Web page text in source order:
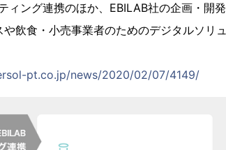
ィング連携のほか、EBILAB社の企画・開発
飲食・小売事業者のためのデジタルソリュ
pt.co.jp/news/2020/02/07/4149/